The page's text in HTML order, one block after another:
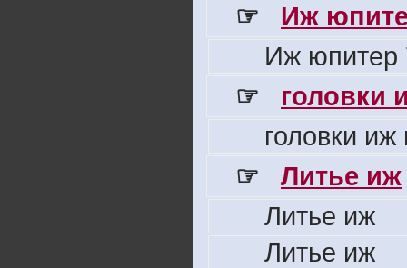
☞
Иж
Иж юпитер
☞
головки
головки
☞
Литье иж
Литье иж
Литье иж